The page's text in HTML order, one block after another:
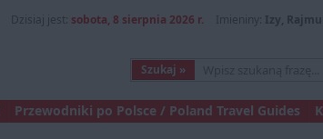
Dzisiaj jest: sobota, 8 sierpnia 2026 r. Imieniny: Izy,
Przewodniki po Polsce / Poland Travel Guides